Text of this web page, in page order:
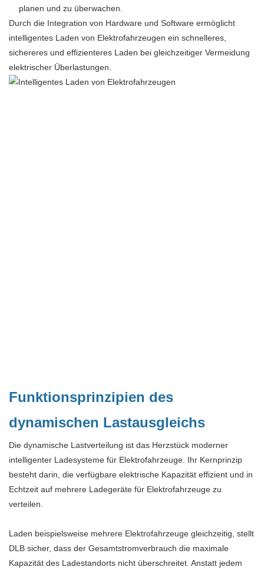
planen und zu überwachen.
Durch die Integration von Hardware und Software ermöglicht
intelligentes Laden von Elektrofahrzeugen ein schnelleres,
sichereres und effizienteres Laden bei gleichzeitiger Vermeidung
elektrischer Überlastungen.
Funktionsprinzipien des
dynamischen Lastausgleichs
Die dynamische Lastverteilung ist das Herzstück moderner
intelligenter Ladesysteme für Elektrofahrzeuge. Ihr Kernprinzip
besteht darin, die verfügbare elektrische Kapazität effizient und in
Echtzeit auf mehrere Ladegeräte für Elektrofahrzeuge zu
verteilen.
Laden beispielsweise mehrere Elektrofahrzeuge gleichzeitig, stellt
DLB sicher, dass der Gesamtstromverbrauch die maximale
Kapazität des Ladestandorts nicht überschreitet. Anstatt jedem